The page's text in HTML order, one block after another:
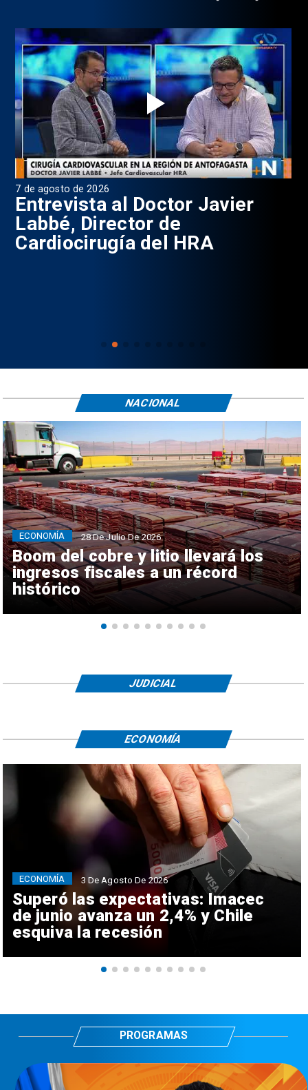
7 de agosto de 2026
Entrevista al Doctor Javier
Labbé, Director de
Cardiocirugía del HRA
Boom del cobre y litio llevará los
ingresos fiscales a un récord
histórico
ECONOMÍA 28 De Julio De 2026
NACIONAL
JUDICIAL
Superó las expectativas: Imacec
de junio avanza un 2,4% y Chile
esquiva la recesión
ECONOMÍA 3 De Agosto De 2026
ECONOMÍA
PROGRAMAS